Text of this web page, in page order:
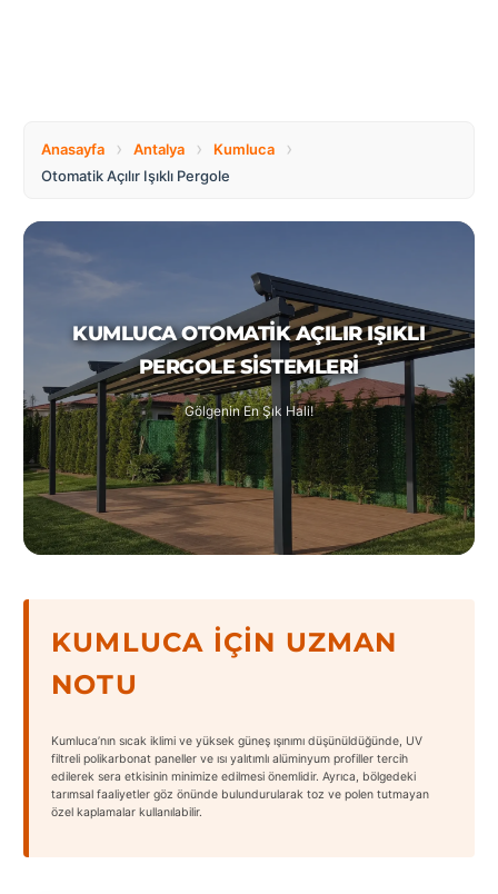
Anasayfa › Antalya › Kumluca ›
Otomatik Açılır Işıklı Pergole
KUMLUCA OTOMATIK AÇILIR IŞIKLI
PERGOLE SISTEMLERI
Gölgenin En Şık Hali!
KUMLUCA İÇIN UZMAN
NOTU
Kumluca’nın sıcak iklimi ve yüksek güneş ışınımı düşünüldüğünde, UV
filtreli polikarbonat paneller ve ısı yalıtımlı alüminyum profiller tercih
edilerek sera etkisinin minimize edilmesi önemlidir. Ayrıca, bölgedeki
tarımsal faaliyetler göz önünde bulundurularak toz ve polen tutmayan
özel kaplamalar kullanılabilir.
Bulgaria
Canada
Czech
Republic
Netherlands
Poland
Romania
Switzerland
Turkey
United
States
Tüm
Şehirler
Adana
Adıyaman